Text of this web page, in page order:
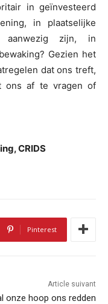
in geïnvesteerd
in plaatselijke
aanwezig zijn, in
Gezien het
dat ons treft,
ons af te vragen of
CRIDS
Pinterest
Article suivant
onze hoop ons redden